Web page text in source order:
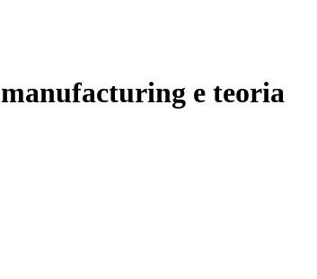
e teoria